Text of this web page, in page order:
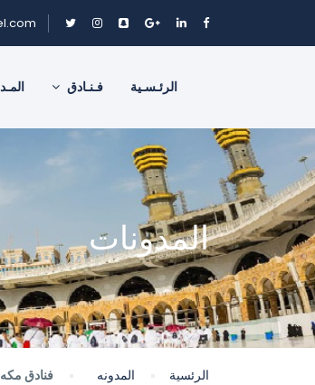
الرئـسـية فـنـادق
المدونات
الرئسية المدونه فنادق